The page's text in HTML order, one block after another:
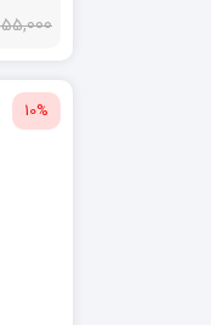
55,000 ریال
10%